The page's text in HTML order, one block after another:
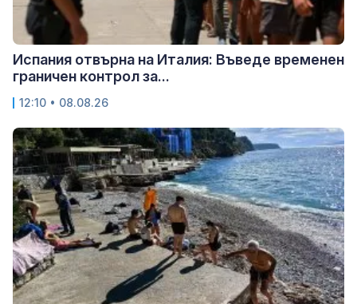
Испания отвърна на Италия: Въведе временен
граничен контрол за...
12:10 • 08.08.26